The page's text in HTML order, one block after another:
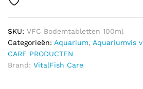
SKU: VFC Bodemtabletten 100ml
Categorieën: Aquarium, Aquariumvis
CARE PRODUCTEN
Brand: VitalFish Care